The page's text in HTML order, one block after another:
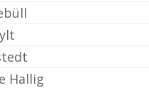
Hallig